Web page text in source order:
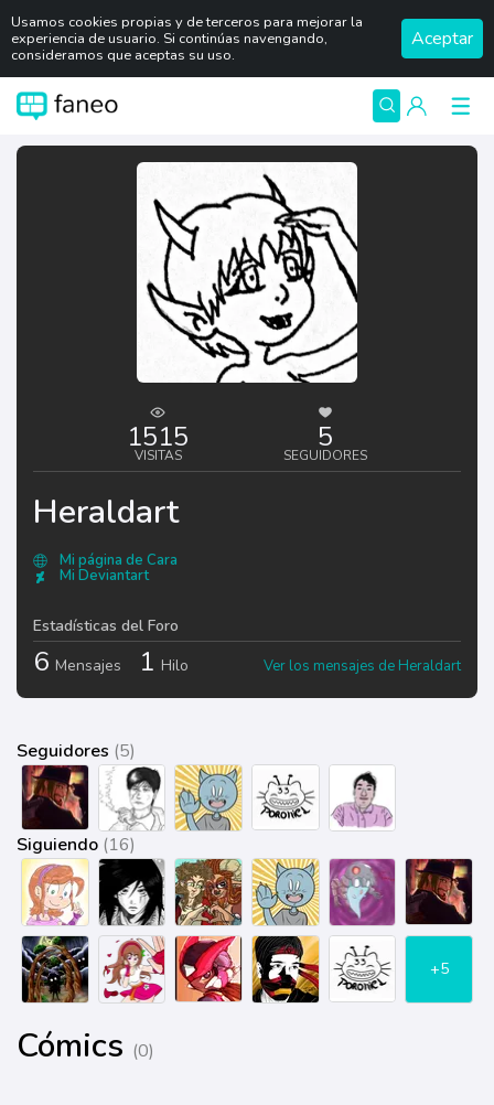
Usamos cookies propias y de terceros para mejorar la
experiencia de usuario. Si continúas navengando,
consideramos que aceptas su uso.
Aceptar
1515
VISITAS
5
SEGUIDORES
Heraldart
Mi página de Cara
Mi Deviantart
Estadísticas del Foro
6 Mensajes 1 Hilo Ver los mensajes de Heraldart
Seguidores (5)
Siguiendo (16)
+5
Cómics (0)